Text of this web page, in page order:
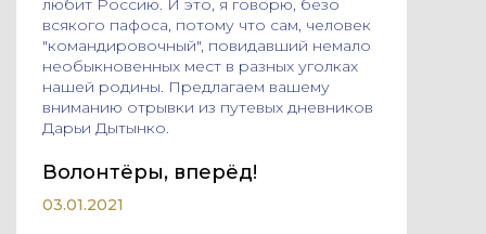
любит Россию. И это, я говорю, безо
всякого пафоса, потому что сам, человек
"командировочный", повидавший немало
необыкновенных мест в разных уголках
нашей родины. Предлагаем вашему
вниманию отрывки из путевых дневников
Дарьи Дытынко.
Волонтёры, вперёд!
03.01.2021